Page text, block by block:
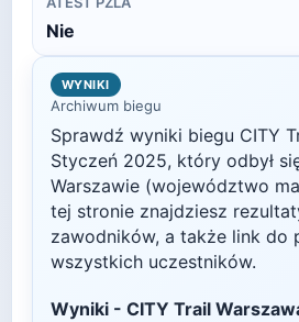
Nie
WYNIKI
Archiwum biegu
Sprawdź wyniki biegu CITY
Styczeń 2025, który odbył
Warszawie (województwo
tej stronie znajdziesz
zawodników, a także link do
wszystkich uczestników.
Wyniki - CITY Trail